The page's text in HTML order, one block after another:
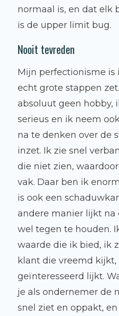
normaal is, en dat elk
is de upper limit bug.
Nooit tevreden
Mijn perfectionisme is
echt grote stappen
absoluut geen hobby,
serieus en ik neem
na te denken over de
inzet. Ik zie snel
die niet zien,
vak. Daar ben ik
is ook een
andere manier lijkt na
wel tegen te houden.
waarde die ik bied, ik
klant die vreemd kijkt,
geïnteresseerd lijkt.
je als ondernemer de
snel ziet en oppakt,